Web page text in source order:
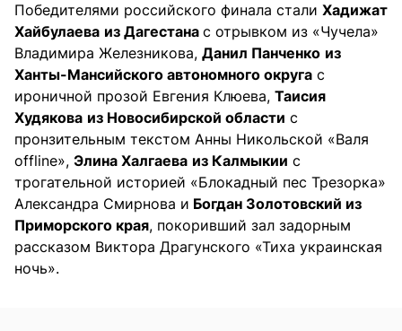
Победителями российского финала стали Хадижат
Хайбулаева из Дагестана с отрывком из «Чучела»
Владимира Железникова, Данил Панченко из
Ханты-Мансийского автономного округа с
ироничной прозой Евгения Клюева, Таисия
Худякова из Новосибирской области с
пронзительным текстом Анны Никольской «Валя
offline», Элина Халгаева из Калмыкии с
трогательной историей «Блокадный пес Трезорка»
Александра Смирнова и Богдан Золотовский из
Приморского края, покоривший зал задорным
рассказом Виктора Драгунского «Тиха украинская
ночь».